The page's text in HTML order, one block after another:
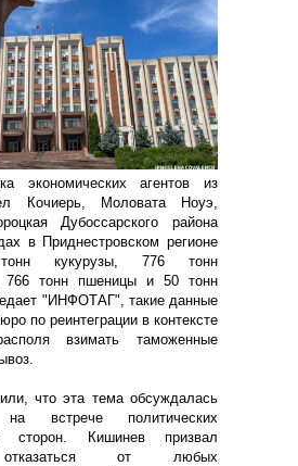
экономических агентов из
Кочиерь, Моловата Ноуэ,
Дубоссарского района
в Приднестровском регионе
кукурузы, 776 тонн
766 тонн пшеницы и 50 тонн
"ИНФОТАГ", такие данные
по реинтеграции в контексте
взимать таможенные
что эта тема обсуждалась
встрече политических
сторон. Кишинев призвал
от любых